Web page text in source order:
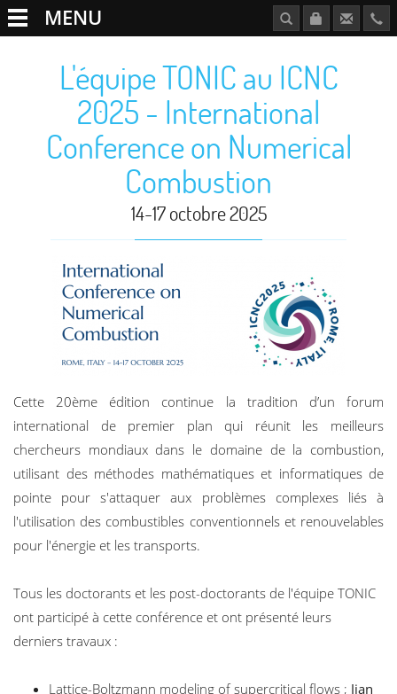
MENU
L'équipe TONIC au ICNC
2025 - International
Conference on Numerical
Combustion
14-17 octobre 2025
Cette 20ème édition continue la tradition d’un forum
international de premier plan qui réunit les meilleurs
chercheurs mondiaux dans le domaine de la combustion,
utilisant des méthodes mathématiques et informatiques de
pointe pour s'attaquer aux problèmes complexes liés à
l'utilisation des combustibles conventionnels et renouvelables
pour l'énergie et les transports.
Tous les doctorants et les post-doctorants de l'équipe TONIC
ont participé à cette conférence et ont présenté leurs
derniers travaux :
Lattice-Boltzmann modeling of supercritical ﬂows ; Jian